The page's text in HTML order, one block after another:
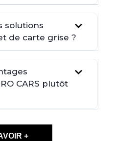
solutions
de carte grise ?
CARS plutôt
+